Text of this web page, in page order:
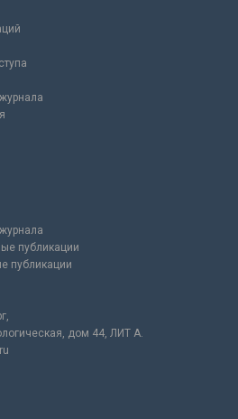
публикации
публикации
дом 44, ЛИТ А.